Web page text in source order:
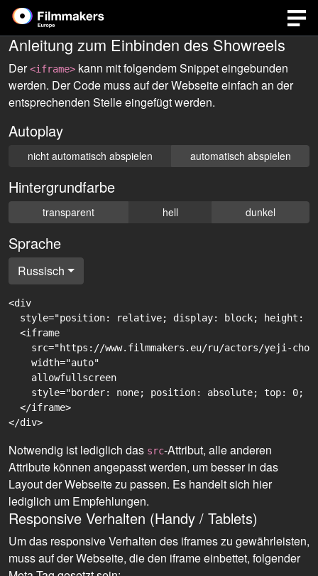
Anleitung zum Einbinden des Showreels
Der<iframe> kann mit folgendem Snippet eingebunden
werden. Der Code muss auf der Webseite einfach an der
entsprechenden Stelle eingefügt werden.
Autoplay
nicht automatisch abspielen automatisch abspielen
Hintergrundfarbe
transparent hell dunkel
Sprache
Russisch
<div
style="position: relative; display: block; height:
  <iframe
src="https://www.filmmakers.eu/ru/actors/yeji-
    width="auto"
    allowfullscreen
style="border: none; position: absolute; top: 0;
  </iframe>
Notwendig ist lediglich das src-Attribut, alle anderen
Attribute können angepasst werden, um besser in das
Layout der Webseite zu passen. Es handelt sich hier
lediglich um Empfehlungen.
Responsive Verhalten (Handy / Tablets)
Um das responsive Verhalten des iframes zu gewährleisten,
muss auf der Webseite, die den iframe einbettet, folgender